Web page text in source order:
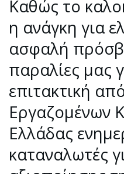
Καθώς το
η ανάγκη για
ασφαλή
παραλίες μας
επιτακτική
Εργαζομένων
Ελλάδας
καταναλωτές